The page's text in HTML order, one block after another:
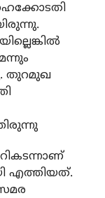
തുറമുഖ
എത്തിയത്.